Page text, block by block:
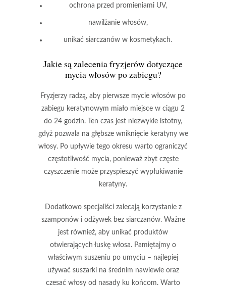
ochrona przed promieniami UV,
nawilżanie włosów,
unikać siarczanów w kosmetykach.
Jakie są zalecenia fryzjerów dotyczące
mycia włosów po zabiegu?
Fryzjerzy radzą, aby pierwsze mycie włosów po
zabiegu keratynowym miało miejsce w ciągu 2
do 24 godzin. Ten czas jest niezwykle istotny,
gdyż pozwala na głębsze wniknięcie keratyny we
włosy. Po upływie tego okresu warto ograniczyć
częstotliwość mycia, ponieważ zbyt częste
czyszczenie może przyspieszyć wypłukiwanie
keratyny.
Dodatkowo specjaliści zalecają korzystanie z
szamponów i odżywek bez siarczanów.Ważne
jest również, aby unikać produktów
otwierających łuskę włosa. Pamiętajmy o
właściwym suszeniu po umyciu – najlepiej
używać suszarki na średnim nawiewie oraz
czesać włosy od nasady ku końcom. Warto